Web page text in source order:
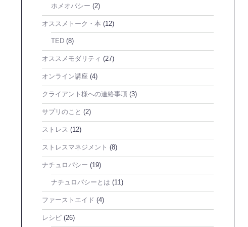
ホメオパシー (2)
オススメトーク・本 (12)
TED (8)
オススメモダリティ (27)
オンライン講座 (4)
クライアント様への連絡事項 (3)
サプリのこと (2)
ストレス (12)
ストレスマネジメント (8)
ナチュロパシー (19)
ナチュロパシーとは (11)
ファーストエイド (4)
レシピ (26)